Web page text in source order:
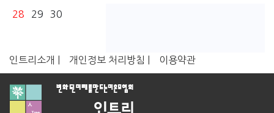
28 29 30
인트리소개 | 개인정보 처리방침 | 이용약관